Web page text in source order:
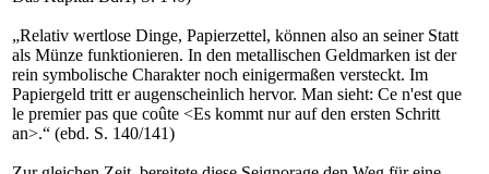
„Relativ wertlose Dinge, Papierzettel, können also an seiner Statt
als Münze funktionieren. In den metallischen Geldmarken ist der
rein symbolische Charakter noch einigermaßen versteckt. Im
Papiergeld tritt er augenscheinlich hervor. Man sieht: Ce n'est que
le premier pas que coûte <Es kommt nur auf den ersten Schritt
an>.“ (ebd. S. 140/141)